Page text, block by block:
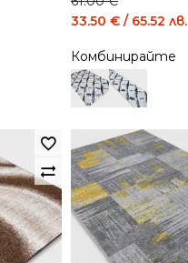
Original
was:
61.00 €
/
лв..
33.50 € / 65.52 лв.
Комбинирайте